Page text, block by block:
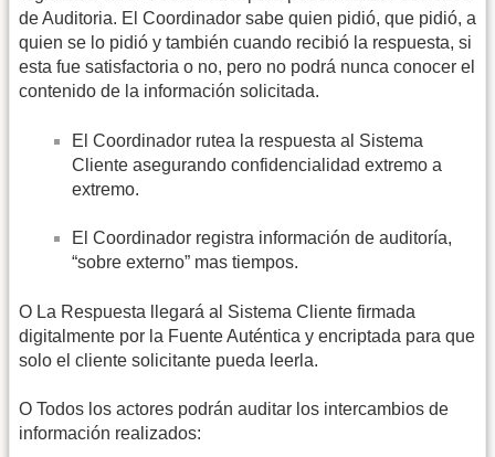
de Auditoria. El Coordinador sabe quien pidió, que pidió, a
quien se lo pidió y también cuando recibió la respuesta, si
esta fue satisfactoria o no, pero no podrá nunca conocer el
contenido de la información solicitada.
El Coordinador rutea la respuesta al Sistema
Cliente asegurando confidencialidad extremo a
extremo.
El Coordinador registra información de auditoría,
“sobre externo” mas tiempos.
O La Respuesta llegará al Sistema Cliente firmada
digitalmente por la Fuente Auténtica y encriptada para que
solo el cliente solicitante pueda leerla.
O Todos los actores podrán auditar los intercambios de
información realizados: